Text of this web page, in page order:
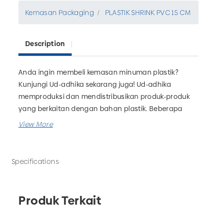
Kemasan Packaging PLASTIK SHRINK PVC 15 CM
Description
Anda ingin membeli kemasan minuman plastik?
Kunjungi Ud-adhika sekarang juga! Ud-adhika
memproduksi dan mendistribusikan produk-produk
yang berkaitan dengan bahan plastik. Beberapa
kemasan yang dapat Anda temukan diantaranya
kebutuhan bisnis minuman Anda. UD Adhika juga
Specifications
Produk Terkait